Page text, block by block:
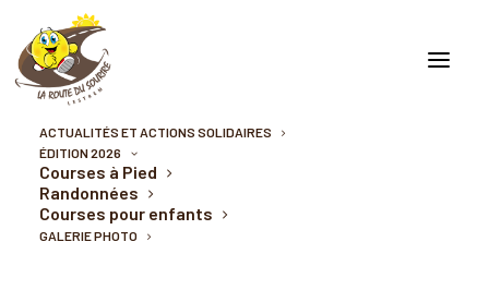
ACTUALITÉS ET ACTIONS SOLIDAIRES
ÉDITION 2026
Courses à Pied
Randonnées
Courses pour enfants
GALERIE PHOTO